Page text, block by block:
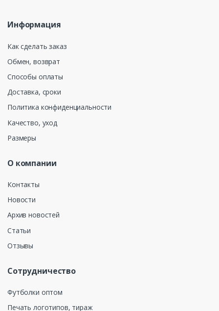
Информация
Как сделать заказ
Обмен, возврат
Способы оплаты
Доставка, сроки
Политика конфиденциальности
Качество, уход
Размеры
О компании
Контакты
Новости
Архив новостей
Статьи
Отзывы
Сотрудничество
Футболки оптом
Печать логотипов, тираж